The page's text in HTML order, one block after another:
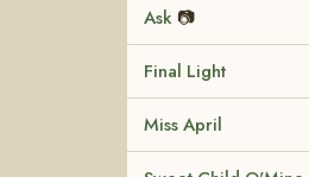
Ask 📷
Final Light
Miss April